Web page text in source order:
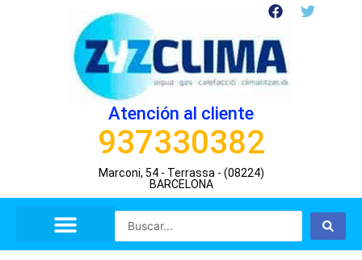
F
e
b
o
T
Atención al cliente
937330382
Marconi, 54 - Terrassa - (08224)
BARCELONA
Search